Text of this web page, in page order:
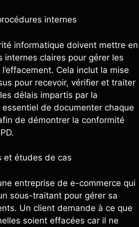
internes
informatique doivent mettre en
internes claires pour gérer les
Cela inclut la mise
pour recevoir, vérifier et traiter
délais impartis par la
de documenter chaque
de démontrer la conformité
et études de cas
entreprise de e-commerce qui
sous-traitant pour gérer sa
Un client demande à ce que
soient effacées car il ne